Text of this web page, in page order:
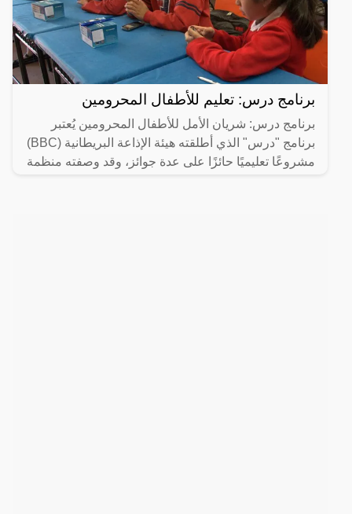
برنامج درس: تعليم للأطفال المحرومين
برنامج درس: شريان الأمل للأطفال المحرومين يُعتبر
برنامج "درس" الذي أطلقته هيئة الإذاعة البريطانية (BBC)
مشروعًا تعليميًا حائزًا على عدة جوائز، وقد وصفته منظمة